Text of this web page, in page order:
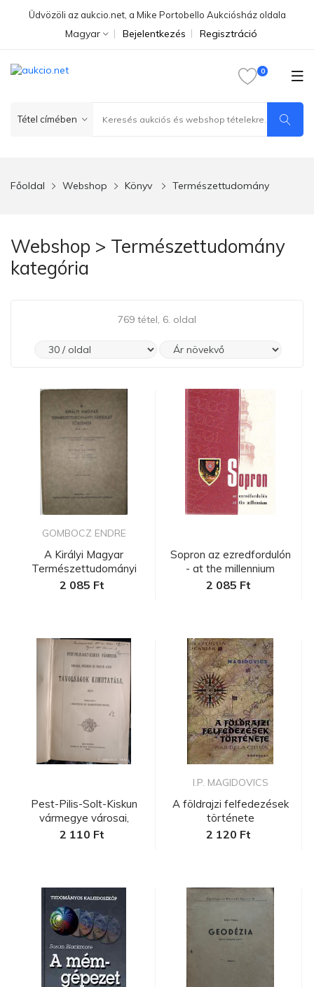
Üdvözöli az aukcio.net, a Mike Portobello Aukciósház oldala
Magyar Bejelentkezés Regisztráció
Főoldal Webshop Könyv Természettudomány
Webshop > Természettudomány
kategória
769 tétel, 6. oldal
GOMBOCZ ENDRE
A Királyi Magyar
Természettudományi
Társulat tört...
2 085 Ft
Sopron az ezredfordulón
- at the millennium
2 085 Ft
Pest-Pilis-Solt-Kiskun
vármegye városai,
községei...
2 110 Ft
I.P. MAGIDOVICS
A földrajzi felfedezések
története
2 120 Ft